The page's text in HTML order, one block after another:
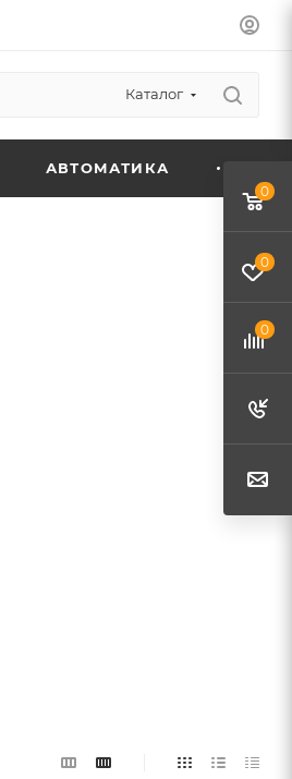
Каталог
АВТОМАТИКА
0
0
0